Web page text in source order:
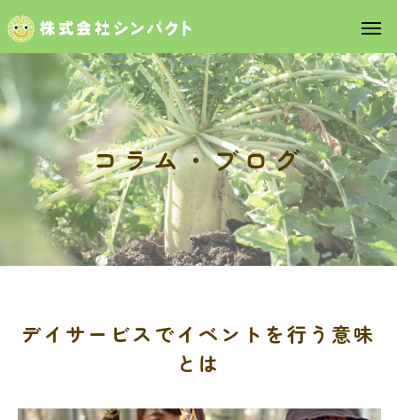
コラム・ブログ
デイサービスでイベントを行う意味
とは